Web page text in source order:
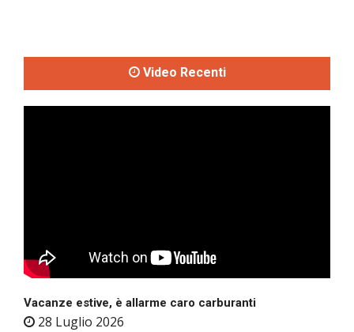
Video Recenti
Vacanze estive, è allarme caro carburanti
28 Luglio 2026